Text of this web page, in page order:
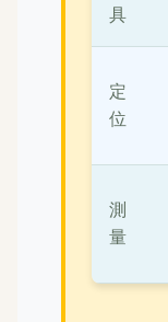
具
定
位
測
量